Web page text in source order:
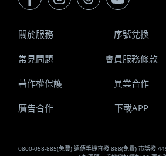
0800-058-885(免費) 遠傳手機直撥 888(免費) 市話撥
關於服務 序號兌換
常見問題 會員服務條款
著作權保護 異業合作
廣告合作 下載APP